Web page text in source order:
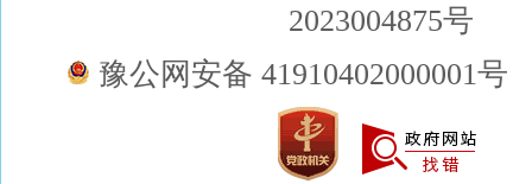
2023004875号
豫公网安备 41910402000001号